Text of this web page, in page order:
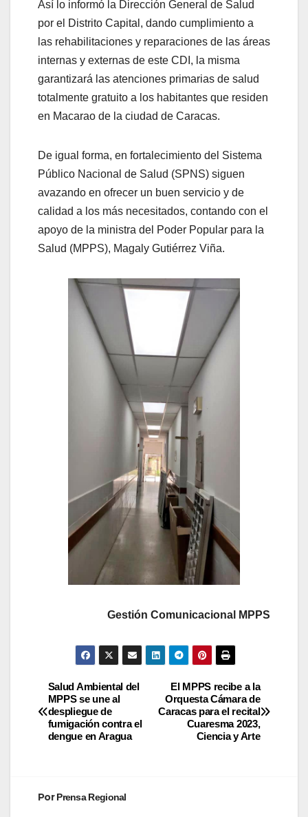
Así lo informó la Dirección General de Salud
por el Distrito Capital, dando cumplimiento a
las rehabilitaciones y reparaciones de las áreas
internas y externas de este CDI, la misma
garantizará las atenciones primarias de salud
totalmente gratuito a los habitantes que residen
en Macarao de la ciudad de Caracas.
De igual forma, en fortalecimiento del Sistema
Público Nacional de Salud (SPNS) siguen
avazando en ofrecer un buen servicio y de
calidad a los más necesitados, contando con el
apoyo de la ministra del Poder Popular para la
Salud (MPPS), Magaly Gutiérrez Viña.
Gestión Comunicacional MPPS
El MPPS recibe a la
Orquesta Cámara de
Caracas para el recital
Cuaresma 2023,
Ciencia y Arte
Salud Ambiental del
MPPS se une al
despliegue de
fumigación contra el
dengue en Aragua
PorPrensa Regional